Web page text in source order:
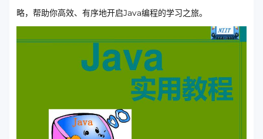
略，帮助你高效、有序地开启Java编程的学习之旅。